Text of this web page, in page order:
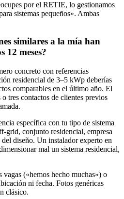
por el RETIE, lo gestionamos
sistemas pequeños». Ambas
similares a la mía han
12 meses?
concreto con referencias
residencial de 3–5 kWp deberías
comparables en el último año. El
tres contactos de clientes previos
específica con tu tipo de sistema
conjunto residencial, empresa
diseño. Un instalador experto en
mal un sistema residencial,
vagas («hemos hecho muchas») o
ni fecha. Fotos genéricas
clásico.